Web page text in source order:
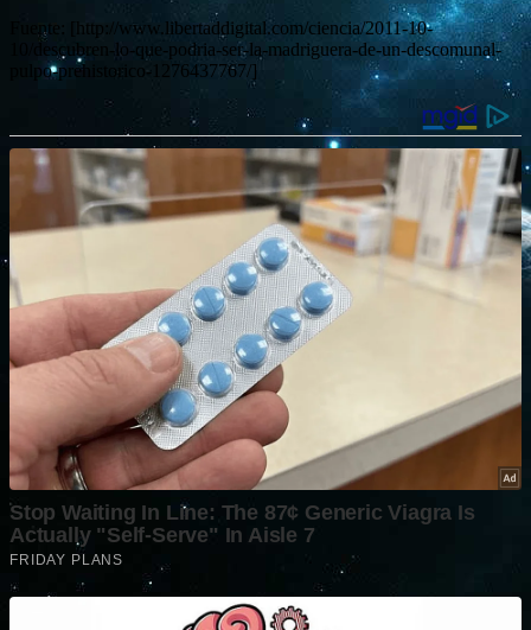
Fuente: [http://www.libertaddigital.com/ciencia/2011-10-
10/descubren-lo-que-podria-ser-la-madriguera-de-un-descomunal-
pulpo-prehistorico-1276437767/]